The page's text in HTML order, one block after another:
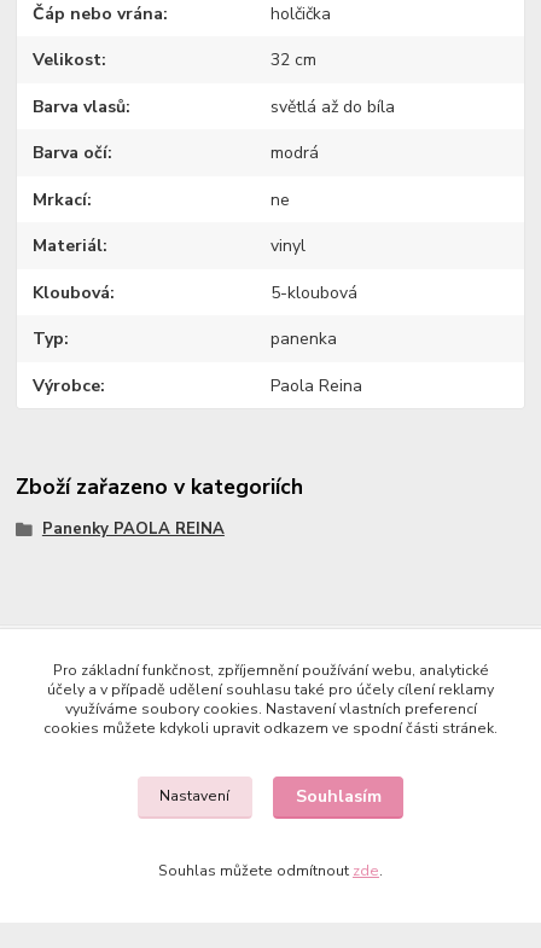
Čáp nebo vrána holčička
Velikost 32 cm
Barva vlasů světlá až do bíla
Barva očí modrá
Mrkací ne
Materiál vinyl
Kloubová 5-kloubová
Typ panenka
Výrobce Paola Reina
Zboží zařazeno v kategoriích
Panenky PAOLA REINA
Pro základní funkčnost, zpříjemnění používání webu, analytické
účely a v případě udělení souhlasu také pro účely cílení reklamy
využíváme soubory cookies. Nastavení vlastních preferencí
cookies můžete kdykoli upravit odkazem ve spodní části stránek.
Nastavení Souhlasím
Souhlas můžete odmítnout zde.